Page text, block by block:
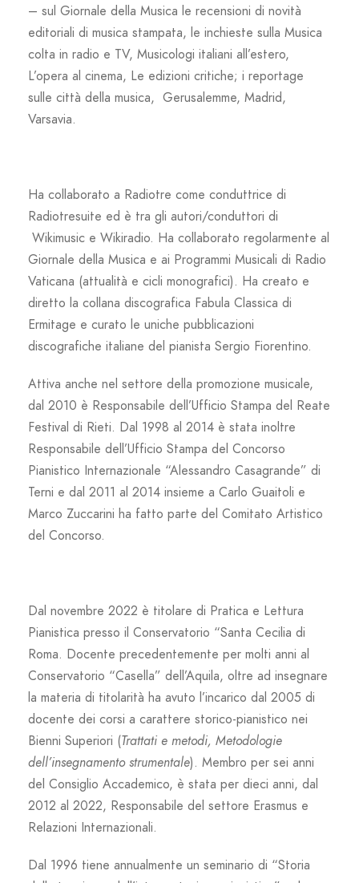
– sul Giornale della Musica le recensioni di novità
editoriali di musica stampata, le inchieste sulla Musica
colta in radio e TV, Musicologi italiani all’estero,
L’opera al cinema, Le edizioni critiche; i reportage
sulle città della musica, Gerusalemme, Madrid,
Varsavia.
Ha collaborato a Radiotre come conduttrice di
Radiotresuite ed è tra gli autori/conduttori di
Wikimusic e Wikiradio. Ha collaborato regolarmente al
Giornale della Musica e ai Programmi Musicali di Radio
Vaticana (attualità e cicli monografici). Ha creato e
diretto la collana discografica Fabula Classica di
Ermitage e curato le uniche pubblicazioni
discografiche italiane del pianista Sergio Fiorentino.
Attiva anche nel settore della promozione musicale,
dal 2010 è Responsabile dell’Ufficio Stampa del Reate
Festival di Rieti. Dal 1998 al 2014 è stata inoltre
Responsabile dell’Ufficio Stampa del Concorso
Pianistico Internazionale “Alessandro Casagrande” di
Terni e dal 2011 al 2014 insieme a Carlo Guaitoli e
Marco Zuccarini ha fatto parte del Comitato Artistico
del Concorso.
Dal novembre 2022 è titolare di Pratica e Lettura
Pianistica presso il Conservatorio “Santa Cecilia di
Roma. Docente precedentemente per molti anni al
Conservatorio “Casella” dell’Aquila, oltre ad insegnare
la materia di titolarità ha avuto l’incarico dal 2005 di
docente dei corsi a carattere storico-pianistico nei
Bienni Superiori (Trattati e metodi, Metodologie
dell’insegnamento strumentale). Membro per sei anni
del Consiglio Accademico, è stata per dieci anni, dal
2012 al 2022, Responsabile del settore Erasmus e
Relazioni Internazionali.
Dal 1996 tiene annualmente un seminario di “Storia